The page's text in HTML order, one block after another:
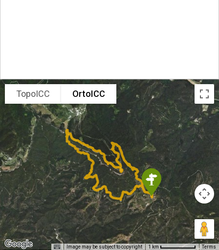
TopoICC OrtoICC
Image may be subject to copyright 1 km Terms